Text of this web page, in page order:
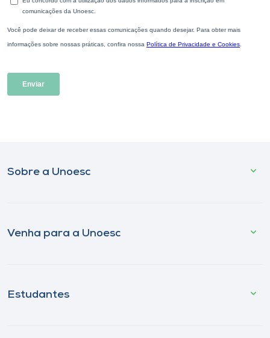
Sobre a Unoesc
Venha para a Unoesc
Estudantes